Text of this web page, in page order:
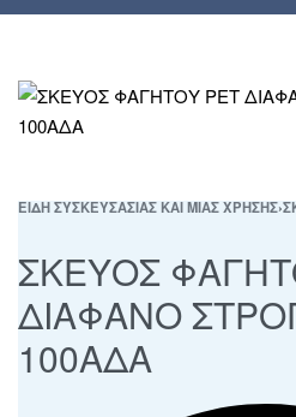
ΕΙΔΗ ΣΥΣΚΕΥΣΑΣΙΑΣ ΚΑΙ ΜΙΑΣ ΧΡΗΣΗΣ›
ΣΚΕΥΟΣ
ΔΙΑΦΑΝΟ
100ΑΔΑ